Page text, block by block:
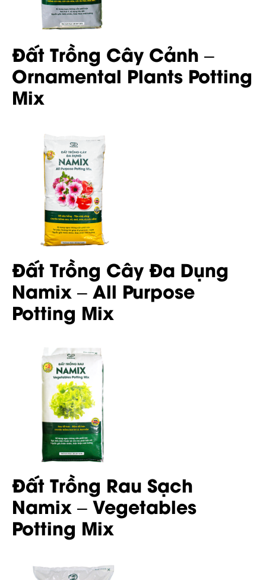
Đất Trồng Cây Cảnh –
Ornamental Plants Potting
Mix
Đất Trồng Cây Đa Dụng
Namix – All Purpose
Potting Mix
Đất Trồng Rau Sạch
Namix – Vegetables
Potting Mix